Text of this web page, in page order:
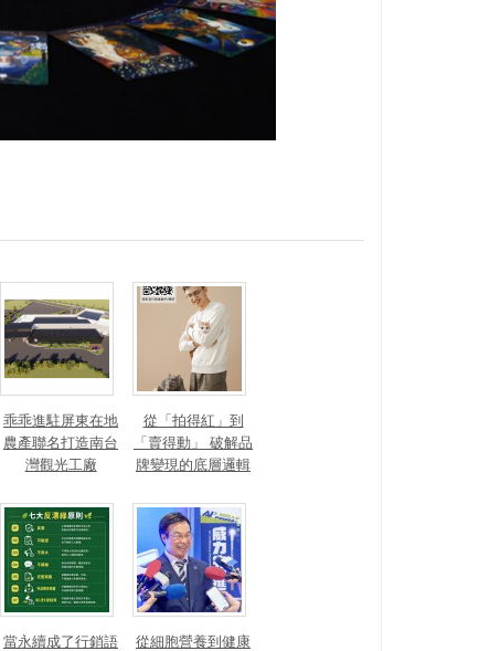
乖乖進駐屏東在地
農產聯名打造南台
灣觀光工廠
從「拍得紅」到
「賣得動」 破解品
牌變現的底層邏輯
當永續成了行銷語
從細胞營養到健康